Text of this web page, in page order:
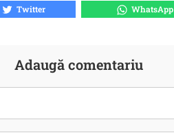
Twitter WhatsApp
Adaugă comentariu